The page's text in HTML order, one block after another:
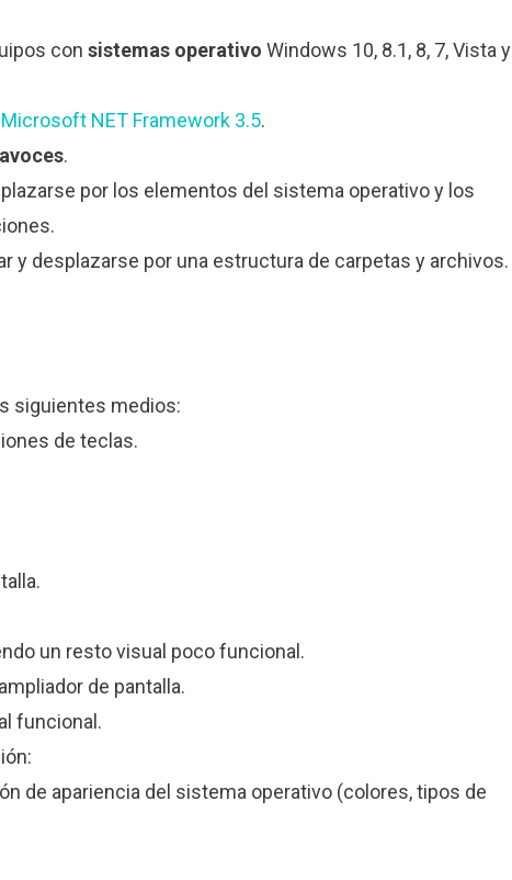
con sistemas operativo Windows 10, 8.1, 8, 7, Vista y
Microsoft NET Framework 3.5.
.
por los elementos del sistema operativo y los
y desplazarse por una estructura de carpetas y archivos.
siguientes medios:
de teclas.
un resto visual poco funcional.
de pantalla.
funcional.
de apariencia del sistema operativo (colores, tipos de